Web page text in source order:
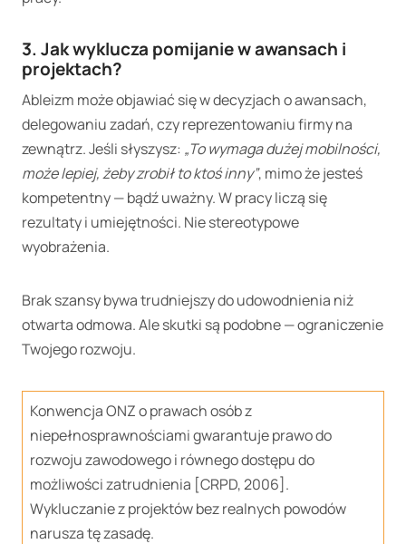
3. Jak wyklucza pomijanie w awansach i
projektach?
Ableizm może objawiać się w decyzjach o awansach,
delegowaniu zadań, czy reprezentowaniu firmy na
zewnątrz. Jeśli słyszysz: „To wymaga dużej mobilności,
może lepiej, żeby zrobił to ktoś inny”, mimo że jesteś
kompetentny — bądź uważny. W pracy liczą się
rezultaty i umiejętności. Nie stereotypowe
wyobrażenia.
Brak szansy bywa trudniejszy do udowodnienia niż
otwarta odmowa. Ale skutki są podobne — ograniczenie
Twojego rozwoju.
Konwencja ONZ o prawach osób z
niepełnosprawnościami gwarantuje prawo do
rozwoju zawodowego i równego dostępu do
możliwości zatrudnienia [CRPD, 2006].
Wykluczanie z projektów bez realnych powodów
narusza tę zasadę.